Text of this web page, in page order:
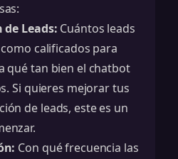
de Leads: Cuántos leads
calificados para
qué tan bien el chatbot
Si quieres mejorar tus
de leads, este es un
Con qué frecuencia las